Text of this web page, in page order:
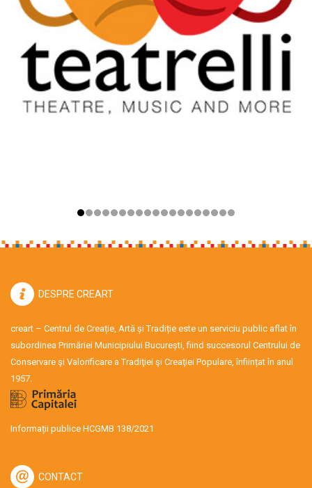
DESPRE CREART
creart – Centrul de Creație, Artă și Tradiție este un serviciu public aflat în
subordinea Primăriei Municipiului București, fiind succesorul Centrului de
Conservare şi Valorificare a Tradiţiei şi Creaţiei Populare, înființat în anul
1957.
Informații publice HCGMB 138/2021
CONTACT